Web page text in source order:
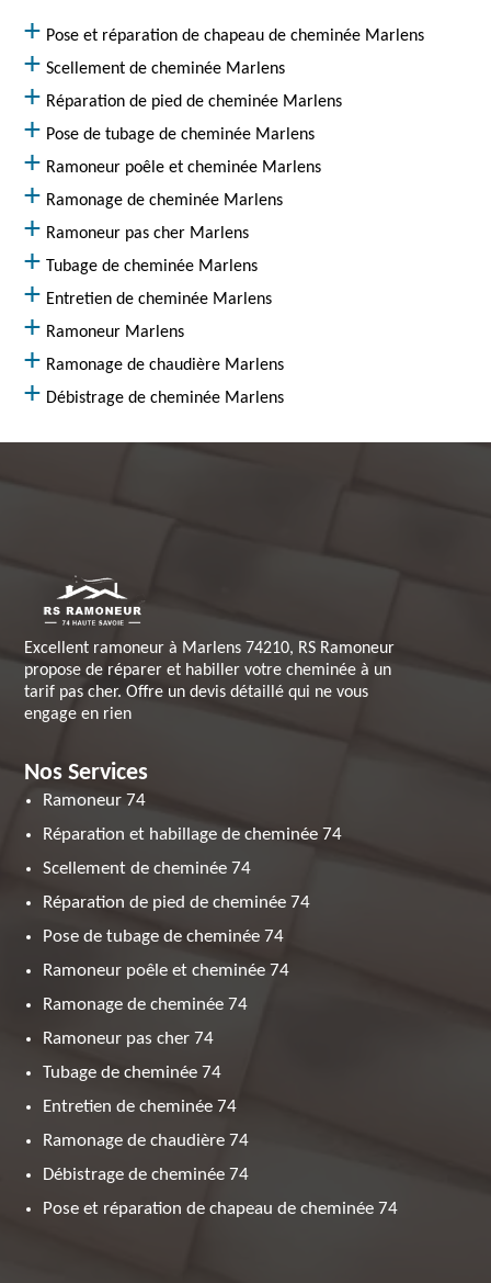
Pose et réparation de chapeau de cheminée Marlens
Scellement de cheminée Marlens
Réparation de pied de cheminée Marlens
Pose de tubage de cheminée Marlens
Ramoneur poêle et cheminée Marlens
Ramonage de cheminée Marlens
Ramoneur pas cher Marlens
Tubage de cheminée Marlens
Entretien de cheminée Marlens
Ramoneur Marlens
Ramonage de chaudière Marlens
Débistrage de cheminée Marlens
Excellent ramoneur à Marlens 74210, RS Ramoneur
propose de réparer et habiller votre cheminée à un
tarif pas cher. Offre un devis détaillé qui ne vous
engage en rien
Nos Services
Ramoneur 74
Réparation et habillage de cheminée 74
Scellement de cheminée 74
Réparation de pied de cheminée 74
Pose de tubage de cheminée 74
Ramoneur poêle et cheminée 74
Ramonage de cheminée 74
Ramoneur pas cher 74
Tubage de cheminée 74
Entretien de cheminée 74
Ramonage de chaudière 74
Débistrage de cheminée 74
Pose et réparation de chapeau de cheminée 74